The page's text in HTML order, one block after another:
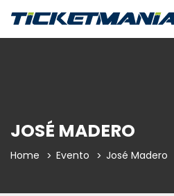
JOSÉ MADERO
Home Evento José Madero